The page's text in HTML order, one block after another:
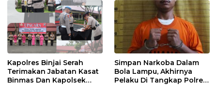
Kapolres Binjai Serah
Terimakan Jabatan Kasat
Binmas Dan Kapolsek
Simpan Narkoba Dalam
Bola Lampu, Akhirnya
Pelaku Di Tangkap Polres